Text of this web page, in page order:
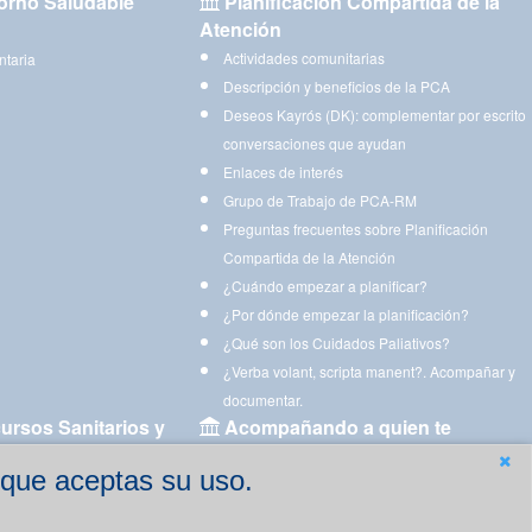
aceptas su uso.
Atención
Actividades comunitarias
Descripción y beneficios de la PCA
Deseos Kayrós (DK): complementar por escrito
conversaciones que ayudan
Enlaces de interés
Grupo de Trabajo de PCA-RM
Preguntas frecuentes sobre Planificación
Compartida de la Atención
¿Cuándo empezar a planificar?
¿Por dónde empezar la planificación?
¿Qué son los Cuidados Paliativos?
¿Verba volant, scripta manent?. Acompañar y
documentar.
Sanitarios y
Acompañando a quien te
Aplicaciones para descargar